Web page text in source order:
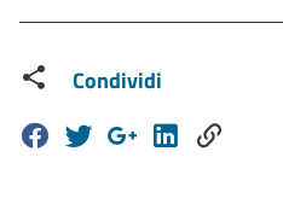
Condividi